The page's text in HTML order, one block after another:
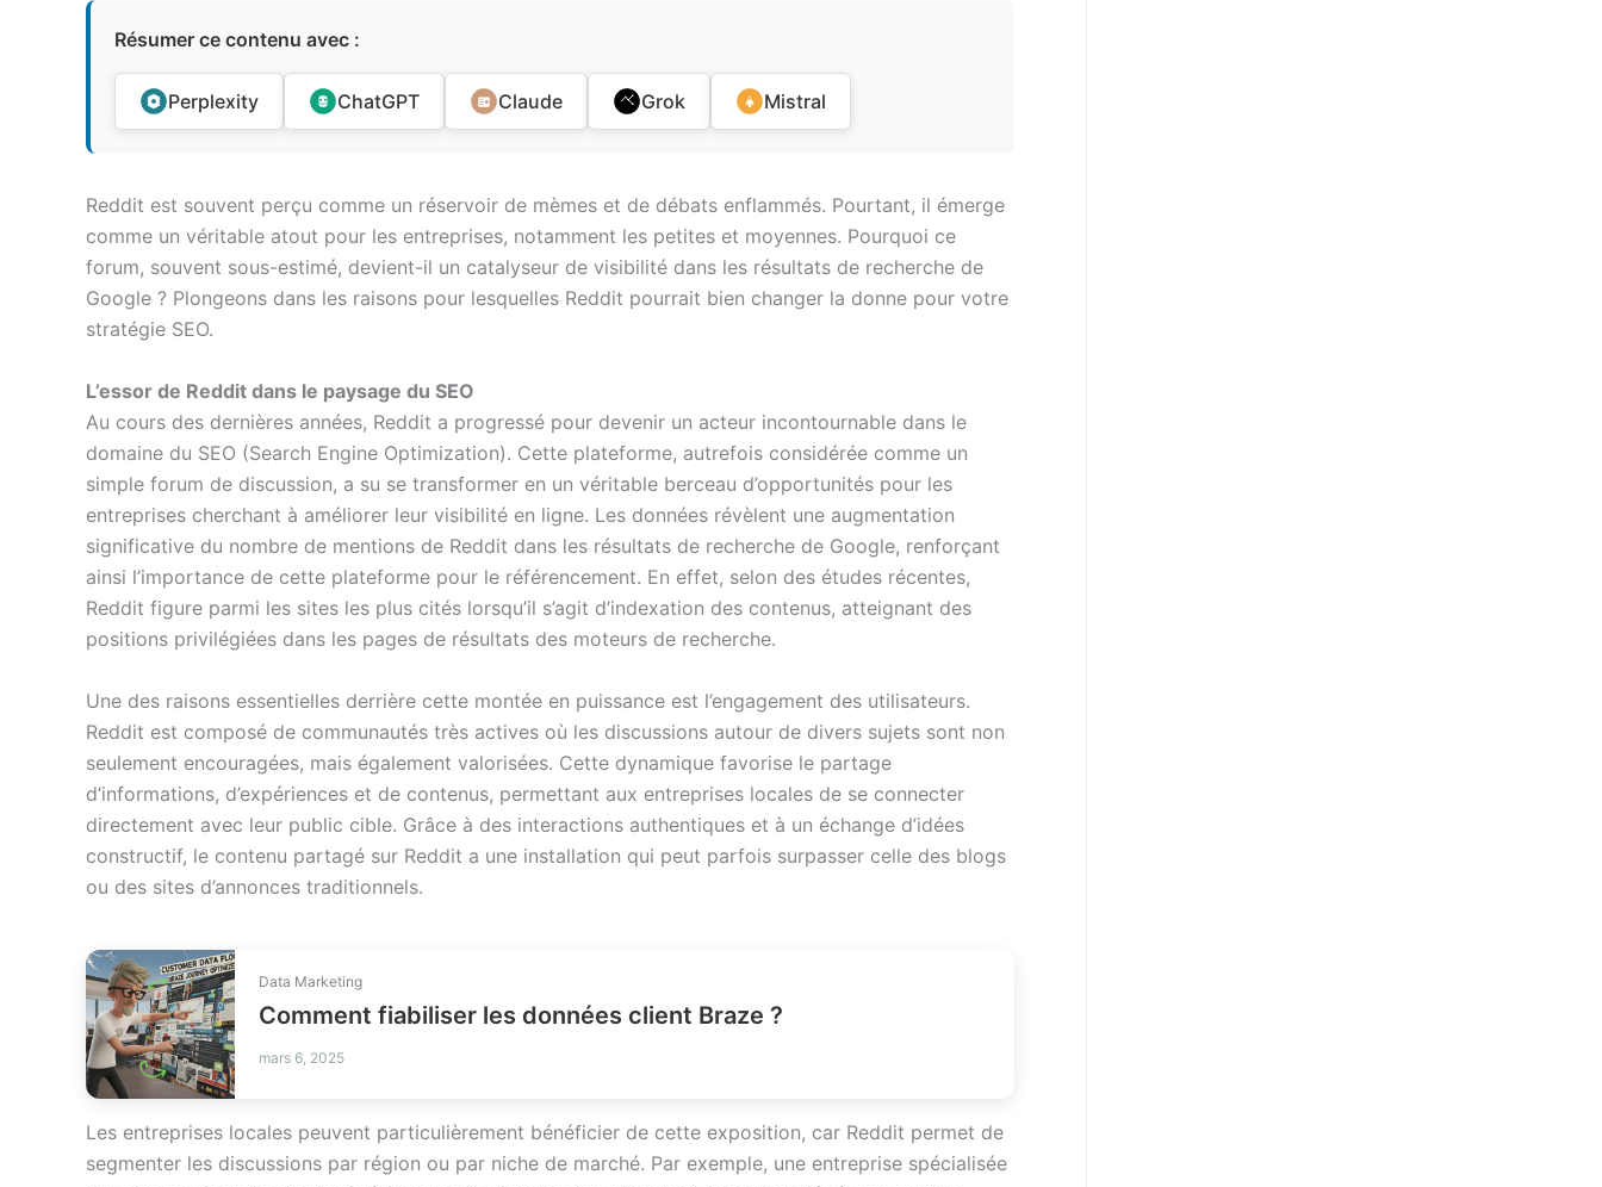
Résumer ce contenu avec :
Perplexity ChatGPT Claude Grok Mistral
Reddit est souvent perçu comme un réservoir de mèmes et de débats enflammés. Pourtant, il émerge
comme un véritable atout pour les entreprises, notamment les petites et moyennes. Pourquoi ce
forum, souvent sous-estimé, devient-il un catalyseur de visibilité dans les résultats de recherche de
Google ? Plongeons dans les raisons pour lesquelles Reddit pourrait bien changer la donne pour votre
stratégie SEO.
L’essor de Reddit dans le paysage du SEO
Au cours des dernières années, Reddit a progressé pour devenir un acteur incontournable dans le
domaine du SEO (Search Engine Optimization). Cette plateforme, autrefois considérée comme un
simple forum de discussion, a su se transformer en un véritable berceau d’opportunités pour les
entreprises cherchant à améliorer leur visibilité en ligne. Les données révèlent une augmentation
significative du nombre de mentions de Reddit dans les résultats de recherche de Google, renforçant
ainsi l’importance de cette plateforme pour le référencement. En effet, selon des études récentes,
Reddit figure parmi les sites les plus cités lorsqu’il s’agit d’indexation des contenus, atteignant des
positions privilégiées dans les pages de résultats des moteurs de recherche.
Une des raisons essentielles derrière cette montée en puissance est l’engagement des utilisateurs.
Reddit est composé de communautés très actives où les discussions autour de divers sujets sont non
seulement encouragées, mais également valorisées. Cette dynamique favorise le partage
d’informations, d’expériences et de contenus, permettant aux entreprises locales de se connecter
directement avec leur public cible. Grâce à des interactions authentiques et à un échange d’idées
constructif, le contenu partagé sur Reddit a une installation qui peut parfois surpasser celle des blogs
ou des sites d’annonces traditionnels.
Data Marketing
Comment fiabiliser les données client Braze ?
mars 6, 2025
Les entreprises locales peuvent particulièrement bénéficier de cette exposition, car Reddit permet de
segmenter les discussions par région ou par niche de marché. Par exemple, une entreprise spécialisée